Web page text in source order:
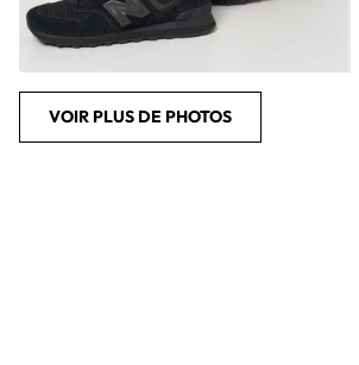
VOIR PLUS DE PHOTOS